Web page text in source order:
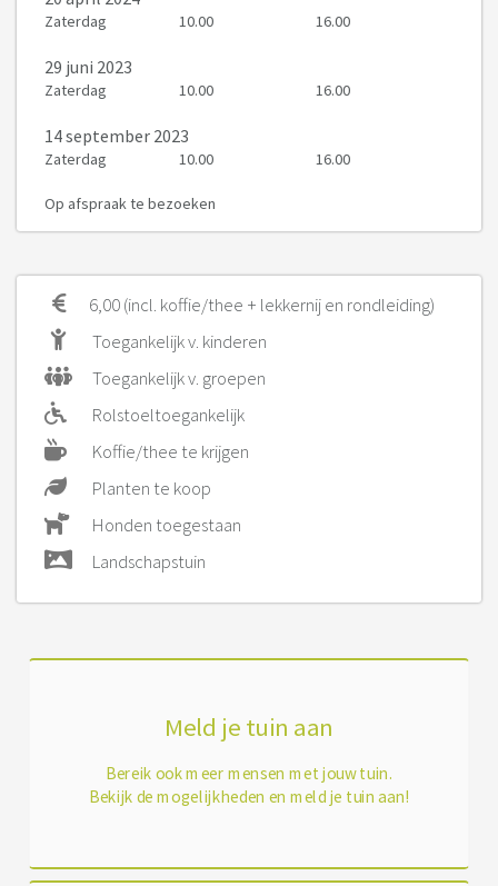
Zaterdag 10.00 16.00
29 juni 2023
Zaterdag 10.00 16.00
14 september 2023
Zaterdag 10.00 16.00
Op afspraak te bezoeken
6,00 (incl. koffie/thee + lekkernij en rondleiding)
Toegankelijk v. kinderen
Toegankelijk v. groepen
Rolstoeltoegankelijk
Koffie/thee te krijgen
Planten te koop
Honden toegestaan
Landschapstuin
Meld je tuin aan
Bereik ook meer mensen met jouw tuin.
Bekijk de mogelijkheden en meld je tuin aan!